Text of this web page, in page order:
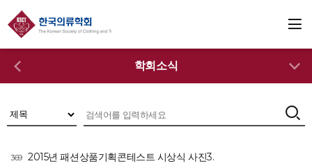
학회소식
369 2015년 패션상품기획콘테스트 시상식 사진3.